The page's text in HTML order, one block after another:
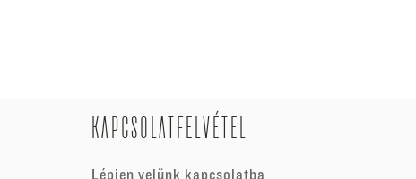
KAPCSOLATFELVÉTEL
Lépjen velünk kapcsolatba